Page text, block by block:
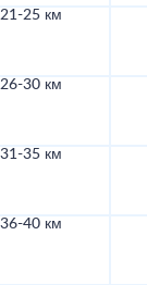
21-25 км
26-30 км
31-35 км
36-40 км